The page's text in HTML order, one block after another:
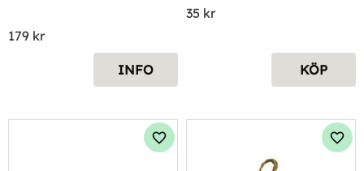
179 kr
INFO
35 kr
KÖP
Lägg till i favoriter